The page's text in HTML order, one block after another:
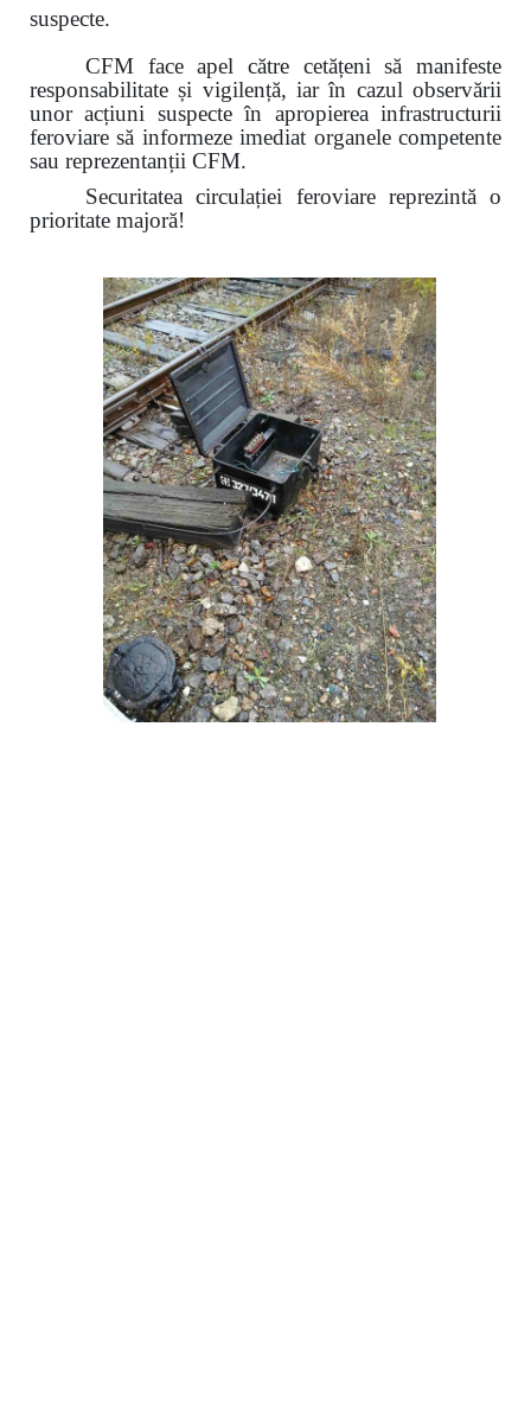
suspecte.
CFM face apel către cetățeni să manifeste
responsabilitate și vigilență, iar în cazul observării
unor acțiuni suspecte în apropierea infrastructurii
feroviare să informeze imediat organele competente
sau reprezentanții CFM.
Securitatea circulației feroviare reprezintă o
prioritate majoră!